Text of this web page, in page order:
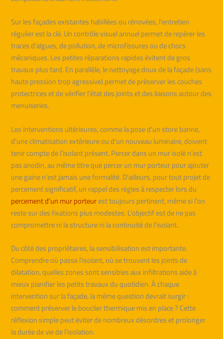
Sur les façades existantes habillées ou rénovées, l’entretien
régulier est la clé. Un contrôle visuel annuel permet de repérer les
traces d’algues, de pollution, de microfissures ou de chocs
mécaniques. Les petites réparations rapides évitent de gros
travaux plus tard. En parallèle, le nettoyage doux de la façade (sans
haute pression trop agressive) permet de préserver les couches
protectrices et de vérifier l’état des joints et des liaisons autour des
menuiseries.
Les interventions ultérieures, comme la pose d’un store banne,
d’une climatisation extérieure ou d’un nouveau luminaire, doivent
tenir compte de l’isolant présent. Percer dans un mur isolé n’est
pas anodin, au même titre que percer un mur porteur pour ajouter
une gaine n’est jamais une formalité. D’ailleurs, pour tout projet de
percement significatif, un rappel des règles à respecter lors du
percement d’un mur porteurest toujours pertinent, même si l’on
reste sur des fixations plus modestes. L’objectif est de ne pas
compromettre ni la structure ni la continuité de l’isolant.
Du côté des propriétaires, la sensibilisation est importante.
Comprendre où passe l’isolant, où se trouvent les joints de
dilatation, quelles zones sont sensibles aux infiltrations aide à
mieux planifier les petits travaux du quotidien. À chaque
intervention sur la façade, la même question devrait surgir :
comment préserver le bouclier thermique mis en place ? Cette
réflexion simple peut éviter de nombreux désordres et prolonger
la durée de vie de l’isolation.